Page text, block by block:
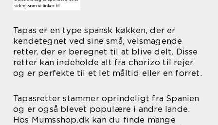
Tapas er en type spansk køkken, der er
kendetegnet ved sine små, velsmagende
retter, der er beregnet til at blive delt. Disse
retter kan indeholde alt fra chorizo til rejer
og er perfekte til et let måltid eller en forret.
Tapasretter stammer oprindeligt fra Spanien
og er også blevet populære i andre lande.
Hos Mumsshop.dk kan du finde mange